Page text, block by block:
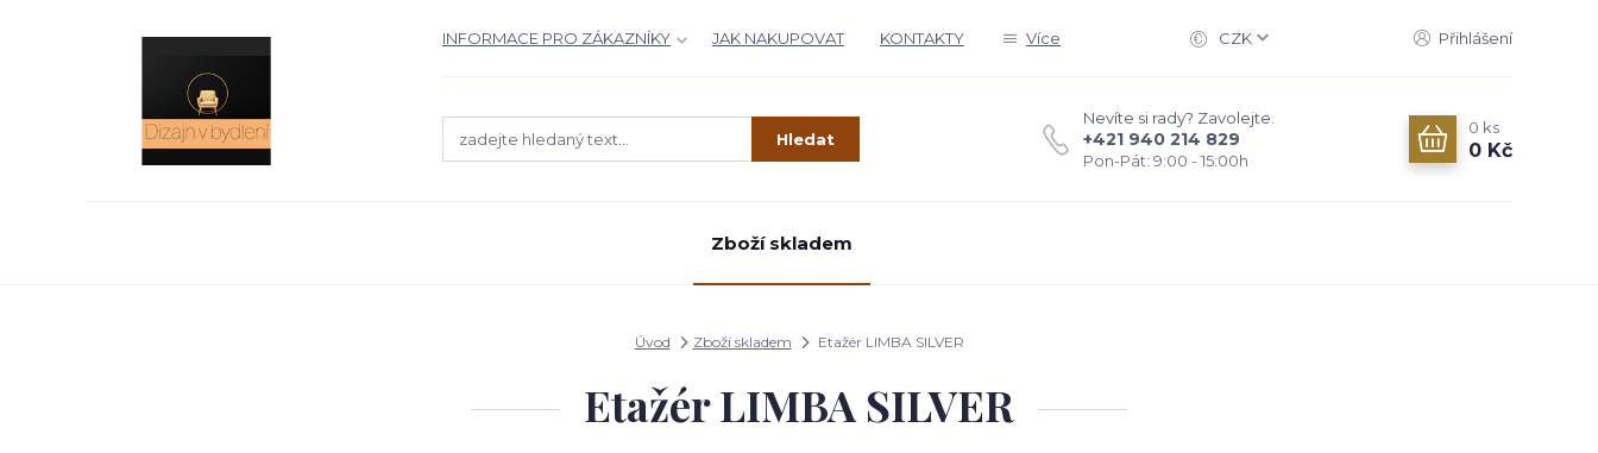
INFORMACE PRO ZÁKAZNÍKY JAK NAKUPOVAT KONTAKTY Více CZK Přihlášení
Hledat
Nevíte si rady? Zavolejte.
+421 940 214 829
Pon-Pát: 9:00 - 15:00h
0 ks
0 Kč
Zboží skladem
Úvod Zboží skladem Etažér LIMBA SILVER
Etažér LIMBA SILVER